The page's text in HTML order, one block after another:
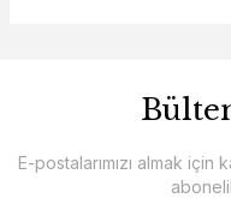
E-postalarımızı almak